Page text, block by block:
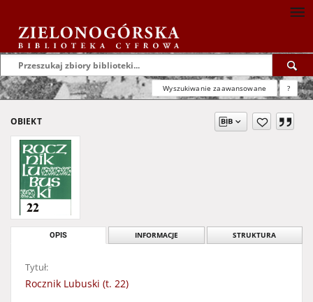
Wyszukiwanie zaawansowane ?
OBIEKT
OPIS INFORMACJE STRUKTURA
Tytuł:
Rocznik Lubuski (t. 22)